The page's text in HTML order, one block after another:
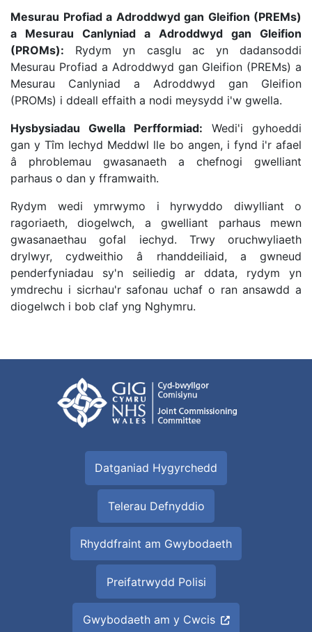
Mesurau Profiad a Adroddwyd gan Gleifion (PREMs)
a Mesurau Canlyniad a Adroddwyd gan Gleifion
(PROMs):
Rydym yn casglu ac yn dadansoddi
Mesurau Profiad a Adroddwyd gan Gleifion (PREMs) a
Mesurau Canlyniad a Adroddwyd gan Gleifion
(PROMs) i ddeall effaith a nodi meysydd i'w gwella.
Hysbysiadau Gwella Perfformiad:
Wedi'i gyhoeddi
gan y Tîm Iechyd Meddwl lle bo angen, i fynd i'r afael
â phroblemau gwasanaeth a chefnogi gwelliant
parhaus o dan y fframwaith.
Rydym wedi ymrwymo i hyrwyddo diwylliant o
ragoriaeth, diogelwch, a gwelliant parhaus mewn
gwasanaethau gofal iechyd. Trwy oruchwyliaeth
drylwyr, cydweithio â rhanddeiliaid, a gwneud
penderfyniadau sy'n seiliedig ar ddata, rydym yn
ymdrechu i sicrhau'r safonau uchaf o ran ansawdd a
diogelwch i bob claf yng Nghymru.
Datganiad Hygyrchedd
Telerau Defnyddio
Rhyddfraint am Gwybodaeth
Preifatrwydd Polisi
Gwybodaeth am y Cwcis